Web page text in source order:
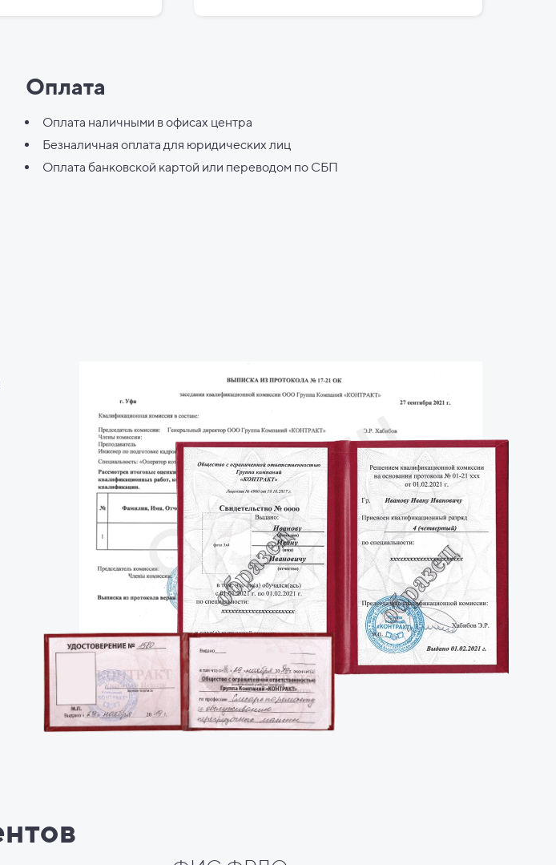
Оплата
Оплата наличными в офисах центра
Безналичная оплата для юридических лиц
Оплата банковской картой или переводом по СБП